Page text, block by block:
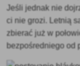
Jeśli jednak nie
ci nie grozi. Letnią
zbierać już w
bezpośredniego od